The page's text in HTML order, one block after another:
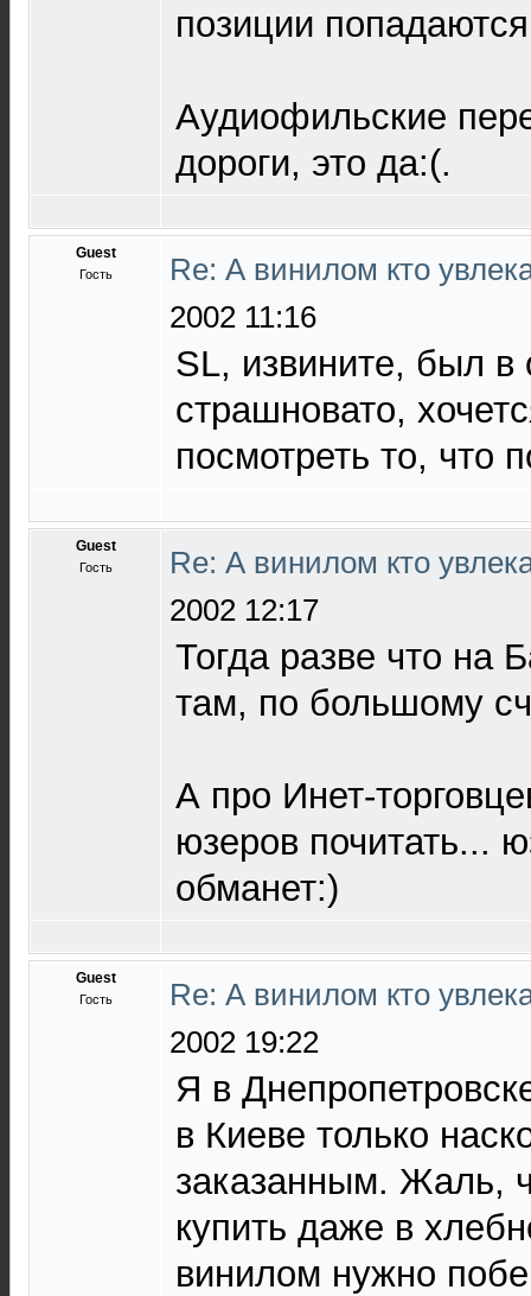
позиции
Аудиофильские
дороги, это да:(.
Guest
Гость
Re: А винилом кто
2002 11:16
SL, извините, был в
страшновато,
посмотреть то, что
Guest
Гость
Re: А винилом кто
2002 12:17
Тогда разве что на
там, по большому
А про Инет-
юзеров почитать...
обманет:)
Guest
Гость
Re: А винилом кто
2002 19:22
Я в
в Киеве только
заказанным. Жаль,
купить даже в
винилом нужно